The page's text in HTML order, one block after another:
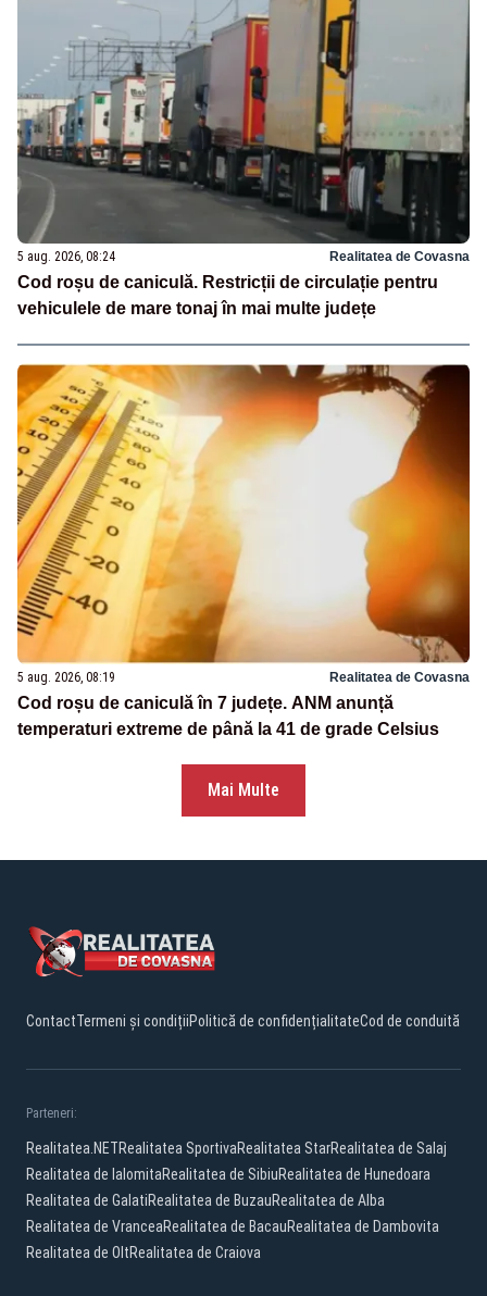
5 aug. 2026, 08:24 Realitatea de Covasna
Cod roșu de caniculă. Restricții de circulație pentru
vehiculele de mare tonaj în mai multe județe
5 aug. 2026, 08:19 Realitatea de Covasna
Cod roșu de caniculă în 7 județe. ANM anunță
temperaturi extreme de până la 41 de grade Celsius
Mai Multe
ContactTermeni și condițiiPolitică de confidențialitateCod de conduită
Parteneri:
Realitatea.NETRealitatea SportivaRealitatea StarRealitatea de Salaj
Realitatea de IalomitaRealitatea de SibiuRealitatea de Hunedoara
Realitatea de GalatiRealitatea de BuzauRealitatea de Alba
Realitatea de VranceaRealitatea de BacauRealitatea de Dambovita
Realitatea de OltRealitatea de Craiova